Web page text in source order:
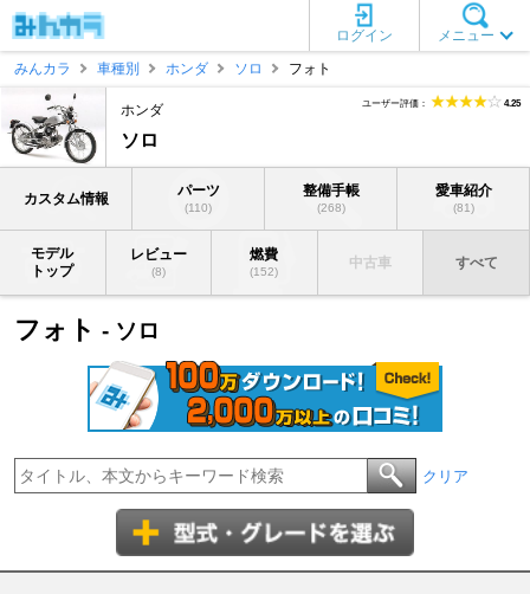
メニュー
ログイン
みんカラ
車種別 ホンダ ソロ フォト
ホンダ
ソロ
ユーザー評価： 4.25
カスタム情報 パーツ
(110)
整備手帳
(268)
愛車紹介
(81)
モデル
トップ
レビュー
(8)
燃費
(152)
中古車 すべて
フォト - ソロ
クリア